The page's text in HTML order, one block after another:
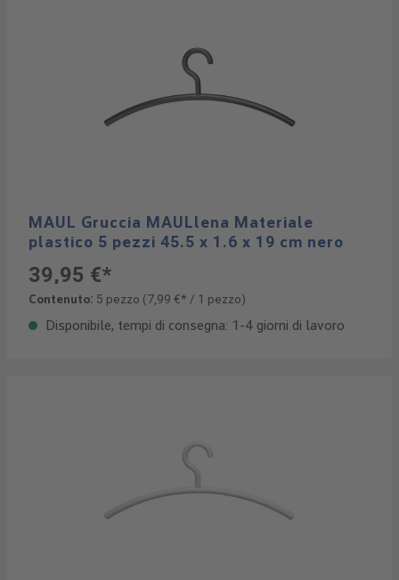
MAUL Gruccia MAULlena Materiale
plastico 5 pezzi 45.5 x 1.6 x 19 cm nero
39,95 €*
Contenuto: 5 pezzo (7,99 €* / 1 pezzo)
Disponibile, tempi di consegna: 1-4 giorni di lavoro